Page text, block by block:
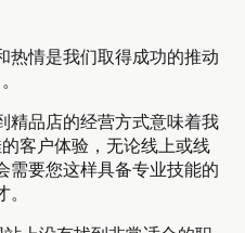
热情是我们取得成功的推动
精品店的经营方式意味着我
客户体验，无论线上或线
需要您这样具备专业技能的
。